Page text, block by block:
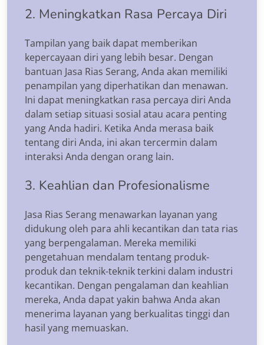
2. Meningkatkan Rasa Percaya Diri
Tampilan yang baik dapat memberikan
kepercayaan diri yang lebih besar. Dengan
bantuan Jasa Rias Serang, Anda akan memiliki
penampilan yang diperhatikan dan menawan.
Ini dapat meningkatkan rasa percaya diri Anda
dalam setiap situasi sosial atau acara penting
yang Anda hadiri. Ketika Anda merasa baik
tentang diri Anda, ini akan tercermin dalam
interaksi Anda dengan orang lain.
3. Keahlian dan Profesionalisme
Jasa Rias Serang menawarkan layanan yang
didukung oleh para ahli kecantikan dan tata rias
yang berpengalaman. Mereka memiliki
pengetahuan mendalam tentang produk-
produk dan teknik-teknik terkini dalam industri
kecantikan. Dengan pengalaman dan keahlian
mereka, Anda dapat yakin bahwa Anda akan
menerima layanan yang berkualitas tinggi dan
hasil yang memuaskan.